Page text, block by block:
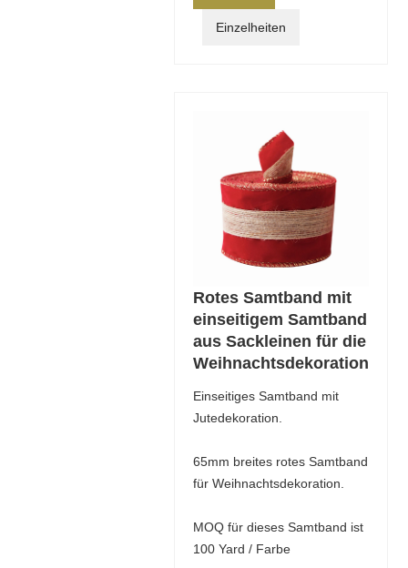
Einzelheiten
Rotes Samtband mit
einseitigem Samtband
aus Sackleinen für die
Weihnachtsdekoration
Einseitiges Samtband mit
Jutedekoration.
65mm breites rotes Samtband
für Weihnachtsdekoration.
MOQ für dieses Samtband ist
100 Yard / Farbe